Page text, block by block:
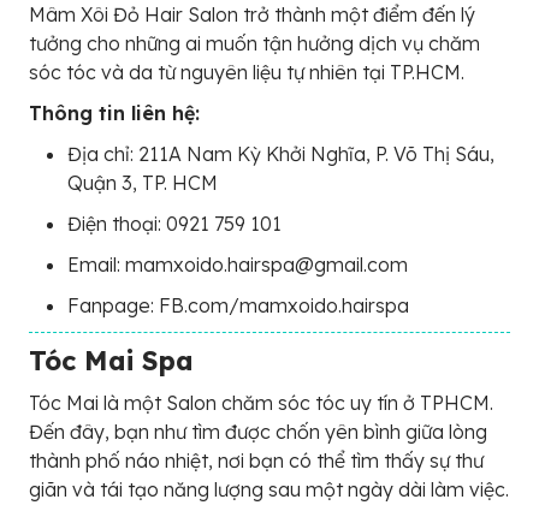
Mâm Xôi Đỏ Hair Salon trở thành một điểm đến lý
tưởng cho những ai muốn tận hưởng dịch vụ chăm
sóc tóc và da từ nguyên liệu tự nhiên tại TP.HCM.
Thông tin liên hệ:
Địa chỉ: 211A Nam Kỳ Khởi Nghĩa, P. Võ Thị Sáu,
Quận 3, TP. HCM
Điện thoại: 0921 759 101
Email: mamxoido.hairspa@gmail.com
Fanpage: FB.com/mamxoido.hairspa
Tóc Mai Spa
Tóc Mai là một Salon chăm sóc tóc uy tín ở TPHCM.
Đến đây, bạn như tìm được chốn yên bình giữa lòng
thành phố náo nhiệt, nơi bạn có thể tìm thấy sự thư
giãn và tái tạo năng lượng sau một ngày dài làm việc.